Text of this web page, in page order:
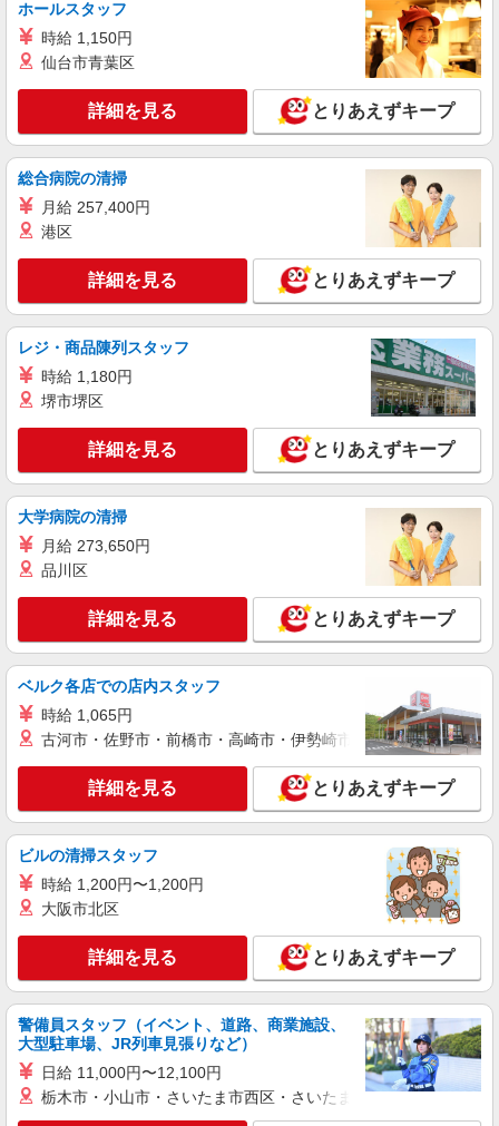
キープ 詳細を見る
派遣社員
鴻池新田駅＊少人数グルホで利用者さんと家事
や掃除など♪日払OK
時給1600円〜2250円 ＜日払い有/週払い有/交
詳細を見る
派遣社員
株式会社kotrio /●KT-H-1991506
鴻池新田＊グループホームSTAFF＊生活のサ
時給1600円〜2250円 ＜日払い有/週払い有/交
大東市：鴻池新田駅すぐ♪
キープ 詳細を見る
派遣社員
株式会社kotrio /●KT-H-1956943
鴻池新田駅★シフト柔軟で長く働きやすいシニ
ア向けマンション
時給1600円〜2250円 ＜日払い有/週払い有/交
通費全支給(ガソリン代含む)＞
大東市：鴻池新田駅すぐ♪
キープ 詳細を見る
株式会社kotrio /●KT-H-2014953
野崎駅★未経験OKの人間関係に悩まない職場
へ★サ高住スタッフ
時給1600円〜2250円 ＜日払い有/週払い有/交
大東市 【最寄り駅：野崎】
キープ 詳細を見る
派遣社員
株式会社kotrio /●KT-H-1955138
野崎駅｜日払いOK！日収1.2万円超え×サ高住
スタッフ！
ホールスタッフ
時給 1,150円
仙台市青葉区
詳細を見る とりあえずキープ
総合病院の清掃
月給 257,400円
港区
詳細を見る とりあえずキープ
レジ・商品陳列スタッフ
時給 1,180円
堺市堺区
詳細を見る とりあえずキープ
大学病院の清掃
月給 273,650円
品川区
詳細を見る とりあえずキープ
ベルク各店での店内スタッフ
時給 1,065円
古河市・佐野市・前橋市・高崎市・伊勢崎市・太田市・館林市
詳細を見る とりあえずキープ
ビルの清掃スタッフ
時給 1,200円〜1,200円
大阪市北区
詳細を見る とりあえずキープ
警備員スタッフ（イベント、道路、商業施設、
大型駐車場、JR列車見張りなど）
日給 11,000円〜12,100円
栃木市・小山市・さいたま市西区・さいたま市岩槻区・久喜市・